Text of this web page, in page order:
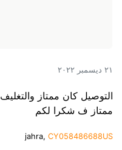
٢١ ديسمبر ٢٠٢٢
التوصيل كان ممتاز
ممتاز ف شكرا لكم
jahra, CY058486688US